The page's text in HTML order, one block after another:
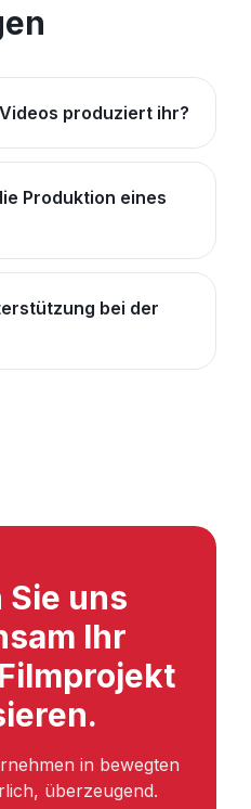
produziert ihr?
Produktion eines
bei der
Sie uns
Ihr
in bewegten
überzeugend.